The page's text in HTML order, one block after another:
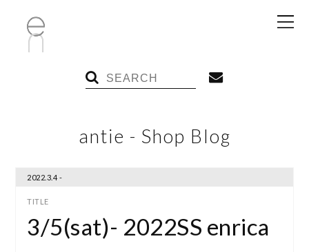
antie - Shop Blog
2022.3.4 -
3/5(sat)- 2022SS enrica